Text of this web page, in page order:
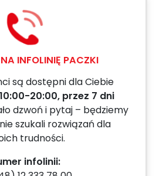
INFOLINIĘ PACZKI
są dostępni dla Ciebie
20:00, przez 7 dni
dzwoń i pytaj – będziemy
szukali rozwiązań dla
trudności.
infolinii: